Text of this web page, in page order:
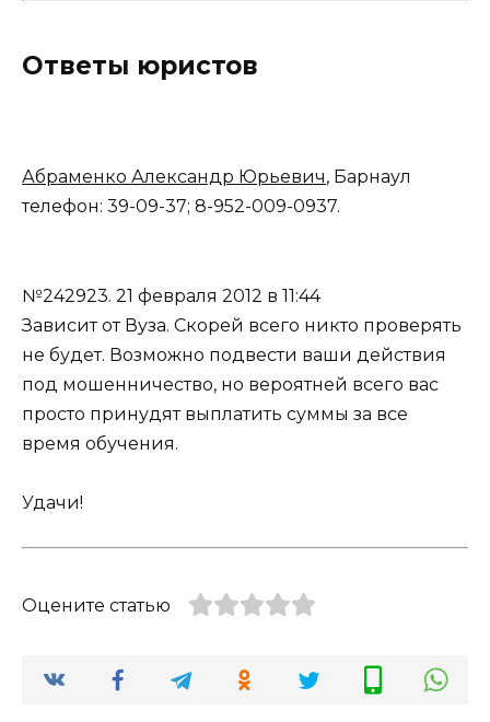
Ответы юристов
Абраменко Александр Юрьевич, Барнаул
телефон: 39-09-37; 8-952-009-0937.
№242923. 21 февраля 2012 в 11:44
Зависит от Вуза. Скорей всего никто проверять
не будет. Возможно подвести ваши действия
под мошенничество, но вероятней всего вас
просто принудят выплатить суммы за все
время обучения.
Удачи!
Оцените статью